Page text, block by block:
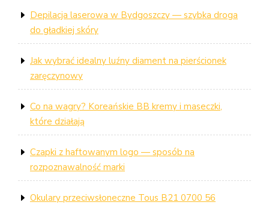
Depilacja laserowa w Bydgoszczy — szybka droga
do gładkiej skóry
Jak wybrać idealny luźny diament na pierścionek
zaręczynowy
Co na wagry? Koreańskie BB kremy i maseczki,
które działają
Czapki z haftowanym logo — sposób na
rozpoznawalność marki
Okulary przeciwsłoneczne Tous B21 0700 56